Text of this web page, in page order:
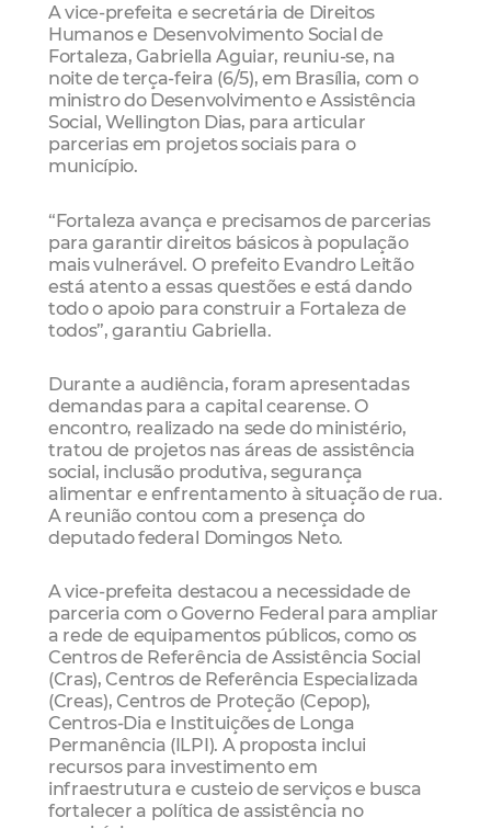
A vice-prefeita e secretária de Direitos
Humanos e Desenvolvimento Social de
Fortaleza, Gabriella Aguiar, reuniu-se, na
noite de terça-feira (6/5), em Brasília, com o
ministro do Desenvolvimento e Assistência
Social, Wellington Dias, para articular
parcerias em projetos sociais para o
município.
“Fortaleza avança e precisamos de parcerias
para garantir direitos básicos à população
mais vulnerável. O prefeito Evandro Leitão
está atento a essas questões e está dando
todo o apoio para construir a Fortaleza de
todos”, garantiu Gabriella.
Durante a audiência, foram apresentadas
demandas para a capital cearense. O
encontro, realizado na sede do ministério,
tratou de projetos nas áreas de assistência
social, inclusão produtiva, segurança
alimentar e enfrentamento à situação de rua.
A reunião contou com a presença do
deputado federal Domingos Neto.
A vice-prefeita destacou a necessidade de
parceria com o Governo Federal para ampliar
a rede de equipamentos públicos, como os
Centros de Referência de Assistência Social
(Cras), Centros de Referência Especializada
(Creas), Centros de Proteção (Cepop),
Centros-Dia e Instituições de Longa
Permanência (ILPI). A proposta inclui
recursos para investimento em
infraestrutura e custeio de serviços e busca
fortalecer a política de assistência no